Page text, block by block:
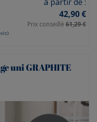
42,90 €
Prix conseillé 61,29 €
uni GRAPHITE